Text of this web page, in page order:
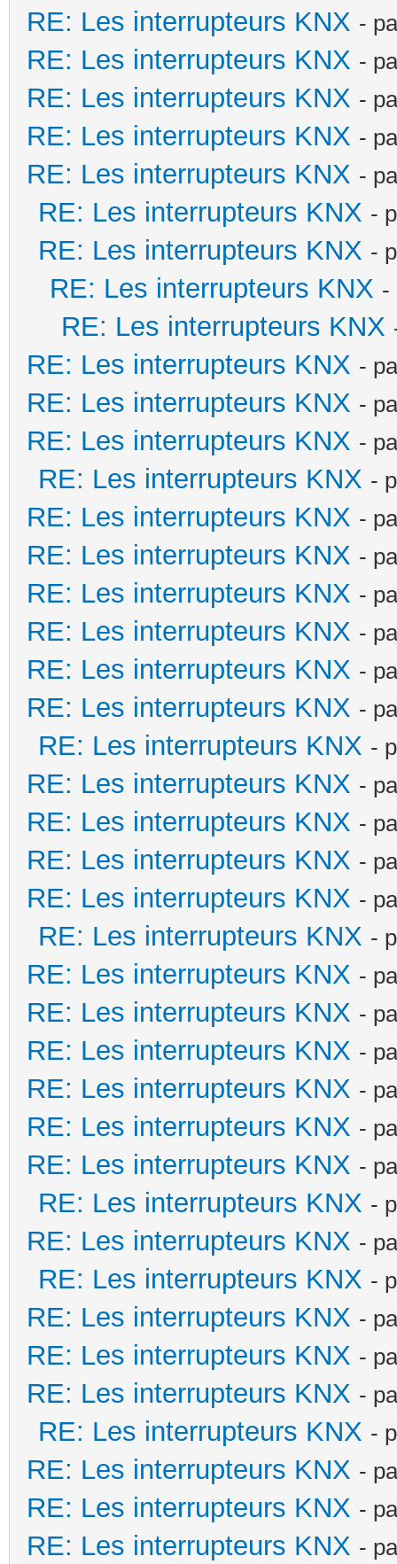
RE: Les interrupteurs KNX -
RE: Les interrupteurs KNX -
RE: Les interrupteurs KNX -
RE: Les interrupteurs KNX -
RE: Les interrupteurs KNX -
RE: Les interrupteurs KNX -
RE: Les interrupteurs KNX -
RE: Les interrupteurs KNX -
RE: Les interrupteurs KNX
RE: Les interrupteurs KNX -
RE: Les interrupteurs KNX -
RE: Les interrupteurs KNX -
RE: Les interrupteurs KNX -
RE: Les interrupteurs KNX -
RE: Les interrupteurs KNX -
RE: Les interrupteurs KNX -
RE: Les interrupteurs KNX -
RE: Les interrupteurs KNX -
RE: Les interrupteurs KNX -
RE: Les interrupteurs KNX -
RE: Les interrupteurs KNX -
RE: Les interrupteurs KNX -
RE: Les interrupteurs KNX -
RE: Les interrupteurs KNX -
RE: Les interrupteurs KNX -
RE: Les interrupteurs KNX -
RE: Les interrupteurs KNX -
RE: Les interrupteurs KNX -
RE: Les interrupteurs KNX -
RE: Les interrupteurs KNX -
RE: Les interrupteurs KNX -
RE: Les interrupteurs KNX -
RE: Les interrupteurs KNX -
RE: Les interrupteurs KNX -
RE: Les interrupteurs KNX -
RE: Les interrupteurs KNX -
RE: Les interrupteurs KNX -
RE: Les interrupteurs KNX -
RE: Les interrupteurs KNX -
RE: Les interrupteurs KNX -
RE: Les interrupteurs KNX -